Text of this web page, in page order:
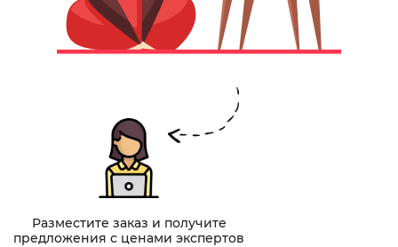
Разместите заказ и получите
предложения с ценами экспертов